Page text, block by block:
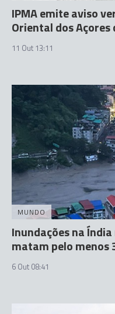
IPMA emite aviso
Oriental dos
11 Out 13:11
MUNDO
Inundações na
matam pelo menos
6 Out 08:41